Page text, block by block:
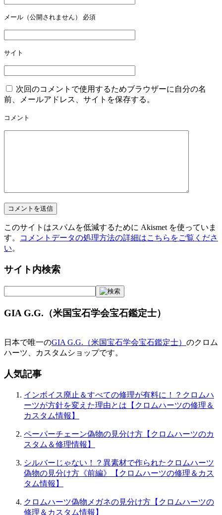
ー
シ
ョ
ン
メール（公開されません） 必須
サイト
次回のコメントで使用するためブラウザーに自分の名
前、メールアドレス、サイトを保存する。
コメント
このサイトはスパムを低減するために Akismet を使っていま
す。
コメントデータの処理方法の詳細はこちらをご覧くださ
い。
サイト内検索
GIA G.G.（米国宝石学会宝石鑑定士）
日本で唯一のGIA G.G.（米国宝石学会宝石鑑定士） のクロム
ハーツ、カスタムショップです。
人気記事
インボイス廃止＆すべての修理が有料に！？クロムハ
ーツが方針を変えた理由とは【クロムハーツの修理＆
カスタム情報】
ペーパーチェーン偽物の見分け方【クロムハーツのカ
スタム＆修理情報】
シルバーじゃない！？異素材で作られたクロムハーツ
偽物の見分け方《前編》【クロムハーツの修理＆カス
タム情報】
クロムハーツ偽物メガネの見分け方【クロムハーツの
修理＆カスタム情報】